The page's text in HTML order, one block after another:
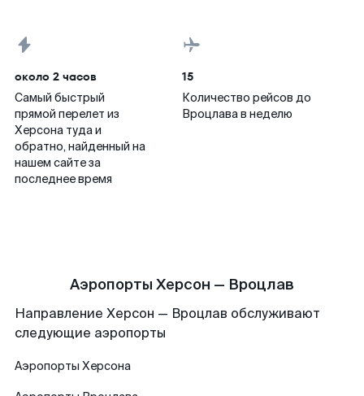
около 2 часов
Самый быстрый
прямой перелет из
Херсона туда и
обратно, найденный на
нашем сайте за
последнее время
15
Количество рейсов до
Вроцлава в неделю
Аэропорты Херсон — Вроцлав
Направление Херсон — Вроцлав обслуживают
следующие аэропорты
Аэропорты Херсона